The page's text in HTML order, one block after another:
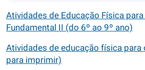
Atividades de Educação Física para
Fundamental II (do 6º ao 9º ano)
Atividades de educação física para
para imprimir)